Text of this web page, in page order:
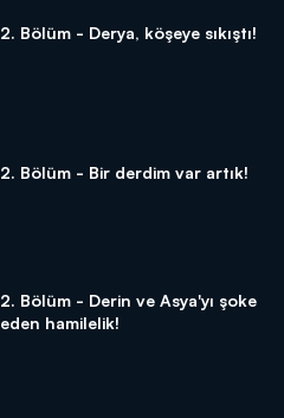
2. Bölüm - Derya, köşeye sıkıştı!
2. Bölüm - Bir derdim var artık!
2. Bölüm - Derin ve Asya'yı şoke
eden hamilelik!